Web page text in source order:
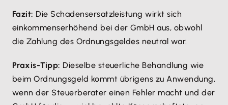
Fazit: Die Schadensersatzleistung wirkt sich
einkommenserhöhend bei der GmbH aus, obwohl
die Zahlung des Ordnungsgeldes neutral war.
Praxis-Tipp: Dieselbe steuerliche Behandlung wie
beim Ordnungsgeld kommt übrigens zu Anwendung,
wenn der Steuerberater einen Fehler macht und der